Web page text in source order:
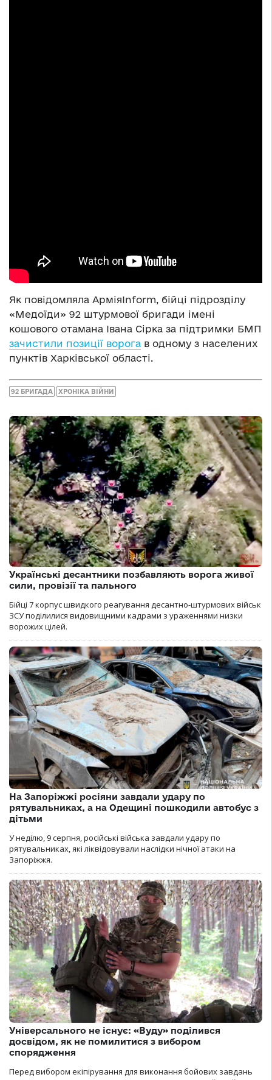
Як повідомляла АрміяInform, бійці підрозділу
«Медоїди» 92 штурмової бригади імені
кошового отамана Івана Сірка за підтримки БМП
зачистили позиції ворога в одному з населених
пунктів Харківської області.
92 БРИГАДА ХРОНІКА ВІЙНИ
Українські десантники позбавляють ворога живої
сили, провізії та пального
Бійці 7 корпус швидкого реагування десантно-штурмових військ
ЗСУ поділилися видовищними кадрами з ураженнями низки
ворожих цілей.
На Запоріжжі росіяни завдали удару по
рятувальниках, а на Одещині пошкодили автобус з
дітьми
У неділю, 9 серпня, російські війська завдали удару по
рятувальниках, які ліквідовували наслідки нічної атаки на
Запоріжжя.
Універсального не існує: «Вуду» поділився
досвідом, як не помилитися з вибором
спорядження
Перед вибором екіпірування для виконання бойових завдань